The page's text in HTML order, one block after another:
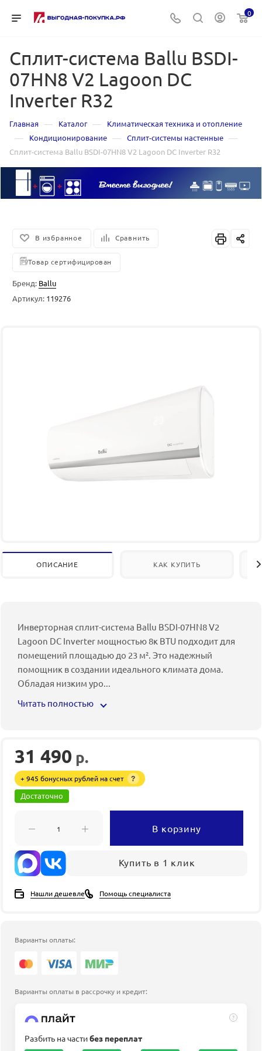
0
Сплит-система Ballu BSDI-
07HN8 V2 Lagoon DC
Inverter R32
Главная — Каталог — Климатическая техника и отопление
— Кондиционирование — Сплит-системы настенные —
Сплит-система Ballu BSDI-07HN8 V2 Lagoon DC Inverter R32
В избранное Сравнить
Товар сертифицирован
Бренд: Ballu
Артикул: 119276
ОПИСАНИЕ КАК КУПИТЬ
Инверторная сплит-система Ballu BSDI-07HN8 V2
Lagoon DC Inverter мощностью 8к BTU подходит для
помещений площадью до 23 м². Это надежный
помощник в создании идеального климата дома.
Обладая низким уро...
Читать полностью
31 490 р.
+ 945 бонусных рублей на счет ?
Достаточно
В корзину
Купить в 1 клик
Нашли дешевле Помощь специалиста
Варианты оплаты:
Варианты оплаты в рассрочку и кредит:
?
Разбить на частибез переплат